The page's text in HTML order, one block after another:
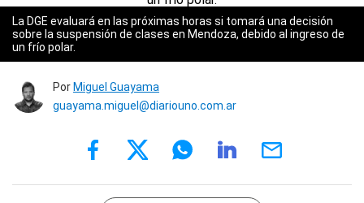
La DGE evaluará en las próximas horas si tomará una decisión
sobre la suspensión de clases en Mendoza, debido al ingreso de
un frío polar.
Por Miguel Guayama
guayama.miguel@diariouno.com.ar